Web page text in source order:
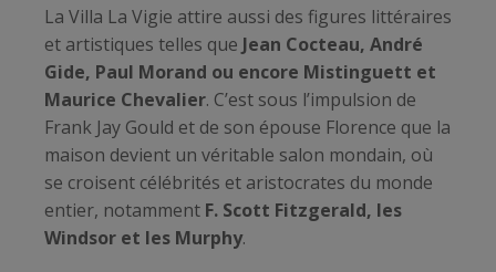
La Villa La Vigie attire aussi des figures littéraires
et artistiques telles que Jean Cocteau, André
Gide, Paul Morand ou encore Mistinguett et
Maurice Chevalier. C’est sous l’impulsion de
Frank Jay Gould et de son épouse Florence que la
maison devient un véritable salon mondain, où
se croisent célébrités et aristocrates du monde
entier, notamment F. Scott Fitzgerald, les
Windsor et les Murphy.